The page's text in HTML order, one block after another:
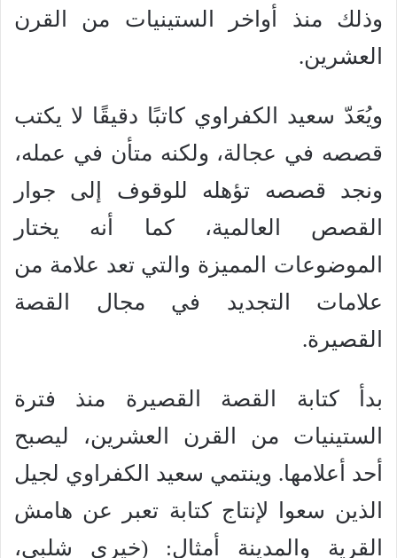
وذلك منذ أواخر الستينيات من القرن
العشرين.
ويُعَدّ سعيد الكفراوي كاتبًا دقيقًا لا يكتب
قصصه في عجالة، ولكنه متأن في عمله،
ونجد قصصه تؤهله للوقوف إلى جوار
القصص العالمية، كما أنه يختار
الموضوعات المميزة والتي تعد علامة من
علامات التجديد في مجال القصة
القصيرة.
بدأ كتابة القصة القصيرة منذ فترة
الستينيات من القرن العشرين، ليصبح
أحد أعلامها. وينتمي سعيد الكفراوي لجيل
الذين سعوا لإنتاج كتابة تعبر عن هامش
القرية والمدينة أمثال: (خيري شلبي،